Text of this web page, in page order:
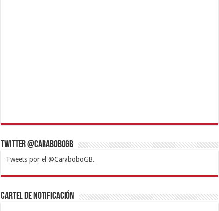
Twitter @CaraboboGB
Tweets por el @CaraboboGB.
1xbetBetturkeyBetistKralbetSupertotobetTipobetMatadorbetMariobet
https://mvbcasino.com/
Cartel de Notificación